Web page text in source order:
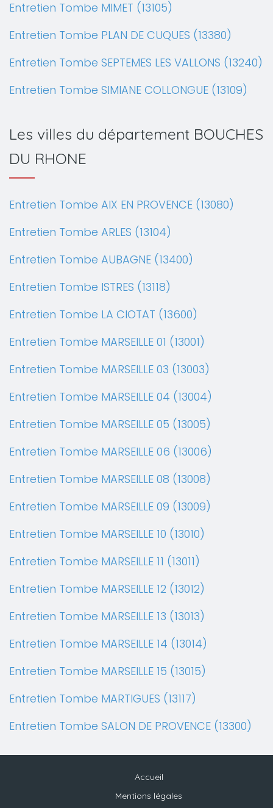
Entretien Tombe MIMET (13105)
Entretien Tombe PLAN DE CUQUES (13380)
Entretien Tombe SEPTEMES LES VALLONS (13240)
Entretien Tombe SIMIANE COLLONGUE (13109)
Les villes du département BOUCHES
DU RHONE
Entretien Tombe AIX EN PROVENCE (13080)
Entretien Tombe ARLES (13104)
Entretien Tombe AUBAGNE (13400)
Entretien Tombe ISTRES (13118)
Entretien Tombe LA CIOTAT (13600)
Entretien Tombe MARSEILLE 01 (13001)
Entretien Tombe MARSEILLE 03 (13003)
Entretien Tombe MARSEILLE 04 (13004)
Entretien Tombe MARSEILLE 05 (13005)
Entretien Tombe MARSEILLE 06 (13006)
Entretien Tombe MARSEILLE 08 (13008)
Entretien Tombe MARSEILLE 09 (13009)
Entretien Tombe MARSEILLE 10 (13010)
Entretien Tombe MARSEILLE 11 (13011)
Entretien Tombe MARSEILLE 12 (13012)
Entretien Tombe MARSEILLE 13 (13013)
Entretien Tombe MARSEILLE 14 (13014)
Entretien Tombe MARSEILLE 15 (13015)
Entretien Tombe MARTIGUES (13117)
Entretien Tombe SALON DE PROVENCE (13300)
Accueil
Mentions légales